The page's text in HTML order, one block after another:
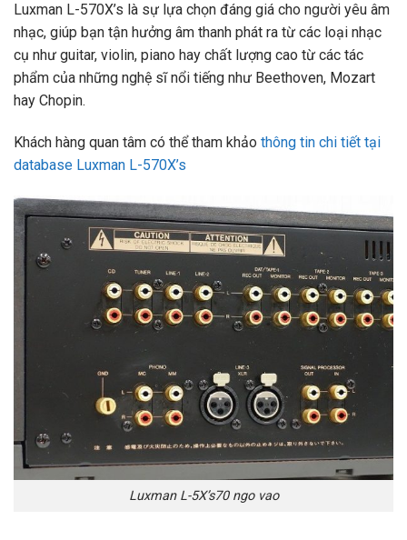
Luxman L-570X’s là sự lựa chọn đáng giá cho người yêu âm
nhạc, giúp bạn tận hưởng âm thanh phát ra từ các loại nhạc
cụ như guitar, violin, piano hay chất lượng cao từ các tác
phẩm của những nghệ sĩ nổi tiếng như Beethoven, Mozart
hay Chopin.
Khách hàng quan tâm có thể tham khảo thông tin chi tiết tại
database Luxman L-570X’s
Luxman L-5X’s70 ngo vao